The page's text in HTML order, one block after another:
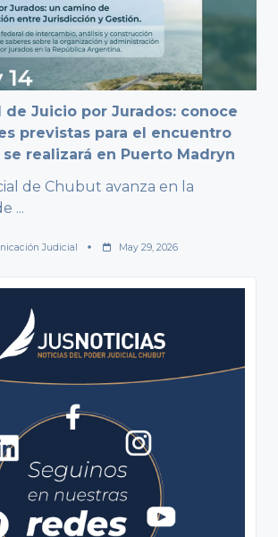
de Juicio por Jurados: conoce
previstas para el encuentro
realizará en Puerto Madryn
de Chubut avanza en la
...
Judicial May 29, 2026